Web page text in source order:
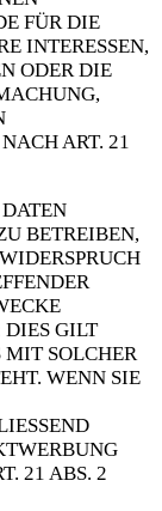
FÜR DIE
INTERESSEN,
ODER DIE
ART. 21
BETREIBEN,
GILT
MIT SOLCHER
WENN SIE
21 ABS. 2